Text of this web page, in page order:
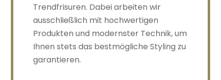
Trendfrisuren. Dabei arbeiten wir
ausschließlich mit hochwertigen
Produkten und modernster Technik, um
Ihnen stets das bestmögliche Styling zu
garantieren.